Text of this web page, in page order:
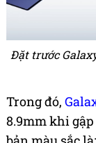
Đặt trước
Trong đó,
8.9mm khi